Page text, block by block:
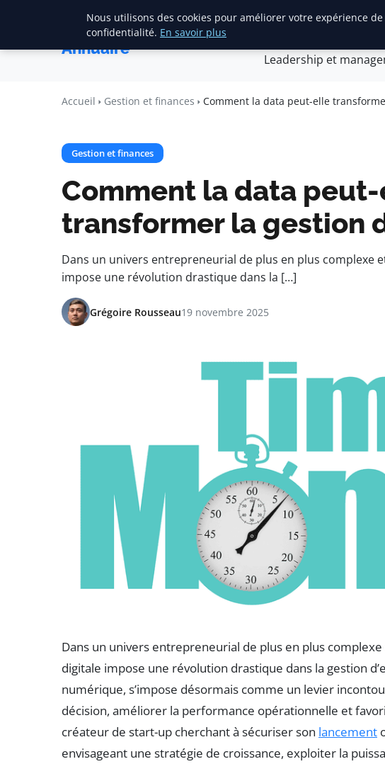
Square
Annuaire
Création
Leadership et
Accueil Gestion et finances Comment la data peut-elle
Gestion et finances
Comment la data
transformer la gestion
Dans un univers entrepreneurial de plus en plus
impose une révolution drastique dans la […]
Grégoire Rousseau19 novembre 2025
Dans un univers entrepreneurial de plus en plus
digitale impose une révolution drastique dans la gestion
numérique, s’impose désormais comme un levier
décision, améliorer la performance opérationnelle et
créateur de start-up cherchant à sécuriser son lancement
envisageant une stratégie de croissance, exploiter la
Nous utilisons des cookies pour améliorer votre expérience
confidentialité. En savoir plus